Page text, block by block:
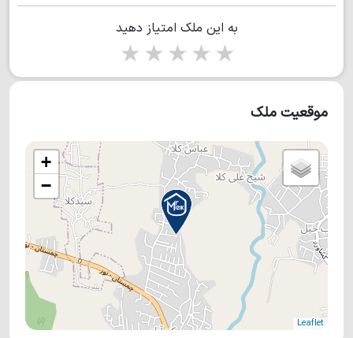
به این ملک امتیاز دهید
5 stars
4 stars
3 stars
2 stars
موقعیت ملک
+
−
Leaflet